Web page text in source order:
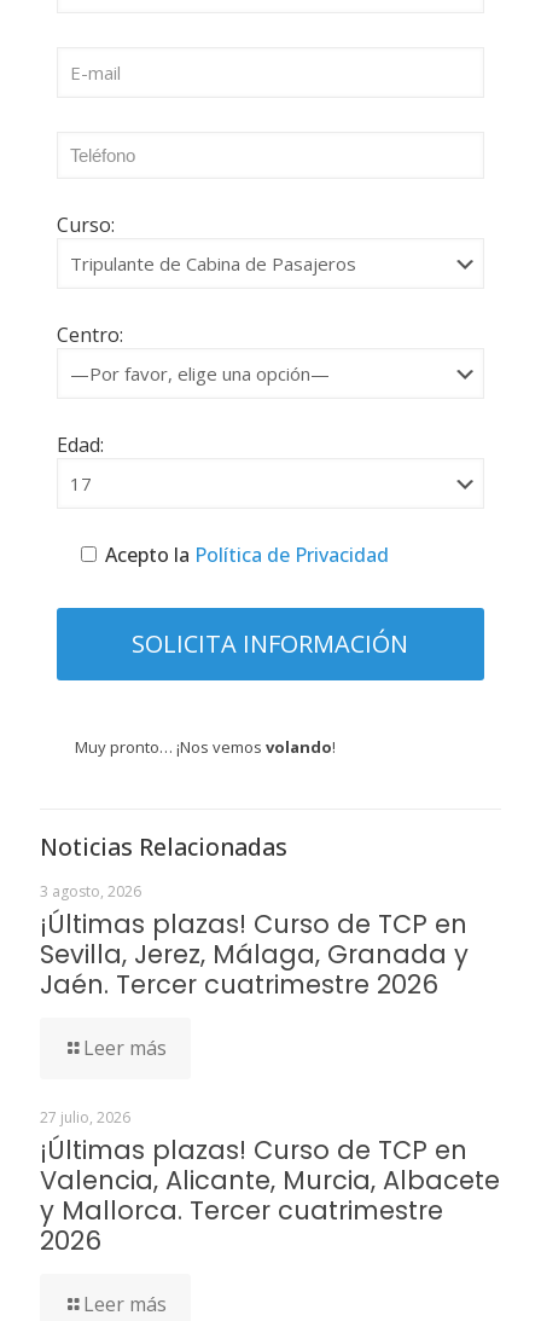
Curso:
Centro:
Edad:
Acepto la Política de Privacidad
Muy pronto… ¡Nos vemos volando!
Noticias Relacionadas
3 agosto, 2026
¡Últimas plazas! Curso de TCP en
Sevilla, Jerez, Málaga, Granada y
Jaén. Tercer cuatrimestre 2026
Leer más
27 julio, 2026
¡Últimas plazas! Curso de TCP en
Valencia, Alicante, Murcia, Albacete
y Mallorca. Tercer cuatrimestre
2026
Leer más